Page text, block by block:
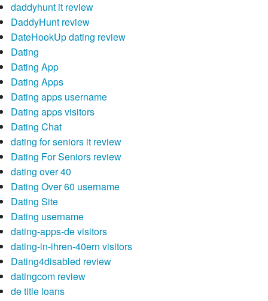
daddyhunt it review
DaddyHunt review
DateHookUp dating review
Dating
Dating App
Dating Apps
Dating apps username
Dating apps visitors
Dating Chat
dating for seniors it review
Dating For Seniors review
dating over 40
Dating Over 60 username
Dating Site
Dating username
dating-apps-de visitors
dating-in-ihren-40ern visitors
Dating4disabled review
datingcom review
de title loans